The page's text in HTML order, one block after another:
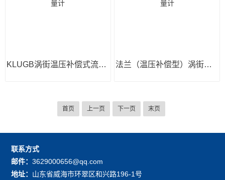
KLUGB涡街温压补偿式流量计 法兰（温压补偿型）涡街流量计
首页 上一页 下一页 末页
联系方式
邮件：3629000656@qq.com
地址： 山东省威海市环翠区和兴路196-1号